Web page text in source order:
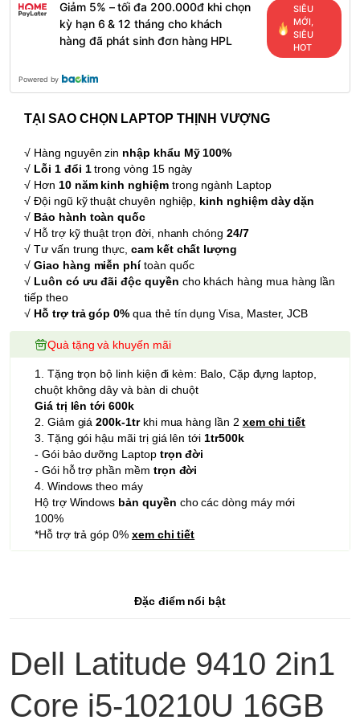
Giảm 5% – tối đa 200.000đ khi chọn
kỳ hạn 6 & 12 tháng cho khách
hàng đã phát sinh đơn hàng HPL
SIÊU
MỚI,
SIÊU
HOT
Powered by
TẠI SAO CHỌN LAPTOP THỊNH VƯỢNG
√ Hàng nguyên zin nhập khẩu Mỹ 100%
√ Lỗi 1 đổi 1trong vòng 15 ngày
√ Hơn 10 năm kinh nghiệm trong ngành Laptop
√ Đội ngũ kỹ thuật chuyên nghiệp, kinh nghiệm dày dặn
√ Bảo hành toàn quốc
√ Hỗ trợ kỹ thuật trọn đời, nhanh chóng 24/7
√ Tư vấn trung thực,cam kết chất lượng
√Giao hàng miễn phítoàn quốc
√ Luôn có ưu đãi độc quyền cho khách hàng mua hàng lần
tiếp theo
√ Hỗ trợ trả góp 0% qua thẻ tín dụng Visa, Master, JCB
Quà tặng và khuyến mãi
1. Tặng trọn bộ linh kiện đi kèm: Balo, Cặp đựng laptop,
chuột không dây và bàn di chuột
Giá trị lên tới 600k
2. Giảm giá200k-1trkhi mua hàng lần 2 xem chi tiết
3. Tặng gói hậu mãi trị giá lên tới 1tr500k
- Gói bảo dưỡng Laptop trọn đời
- Gói hỗ trợ phần mềm trọn đời
4. Windows theo máy
Hộ trợ Windows bản quyền cho các dòng máy mới
100%
*Hỗ trợ trả góp 0% xem chi tiết
Đặc điểm nổi bật
Dell Latitude 9410 2in1
Core i5-10210U 16GB